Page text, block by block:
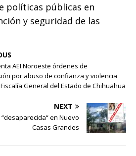
políticas públicas en
y seguridad de las
AEI Noroeste órdenes de
por abuso de confianza y violencia
General del Estado de Chihuahua
NEXT
en Nuevo
Casas Grandes